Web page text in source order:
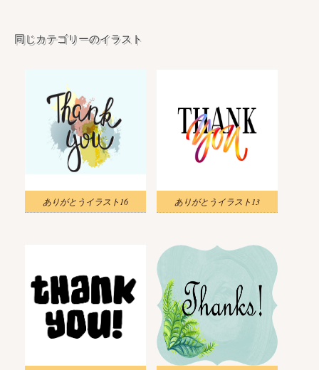
同じカテゴリーのイラスト
ありがとうイラスト16 ありがとうイラスト13